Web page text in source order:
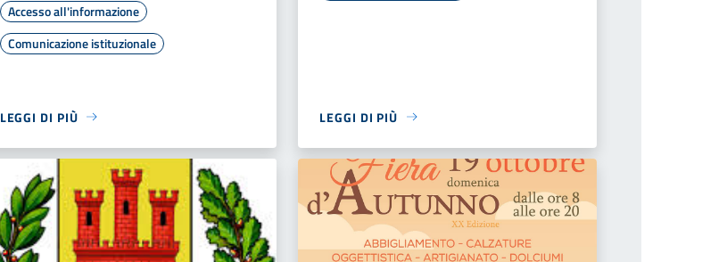
Accesso all'informazione
Comunicazione istituzionale
LEGGI DI PIÙ LEGGI DI PIÙ